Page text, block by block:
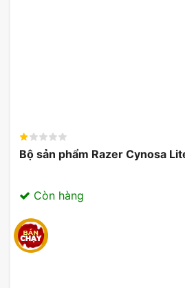
Bàn phím Logitech K375s có
USB của bàn phím vào máy
Bàn phím không dây
Bộ sản phẩm Razer Cynosa
Còn hàng